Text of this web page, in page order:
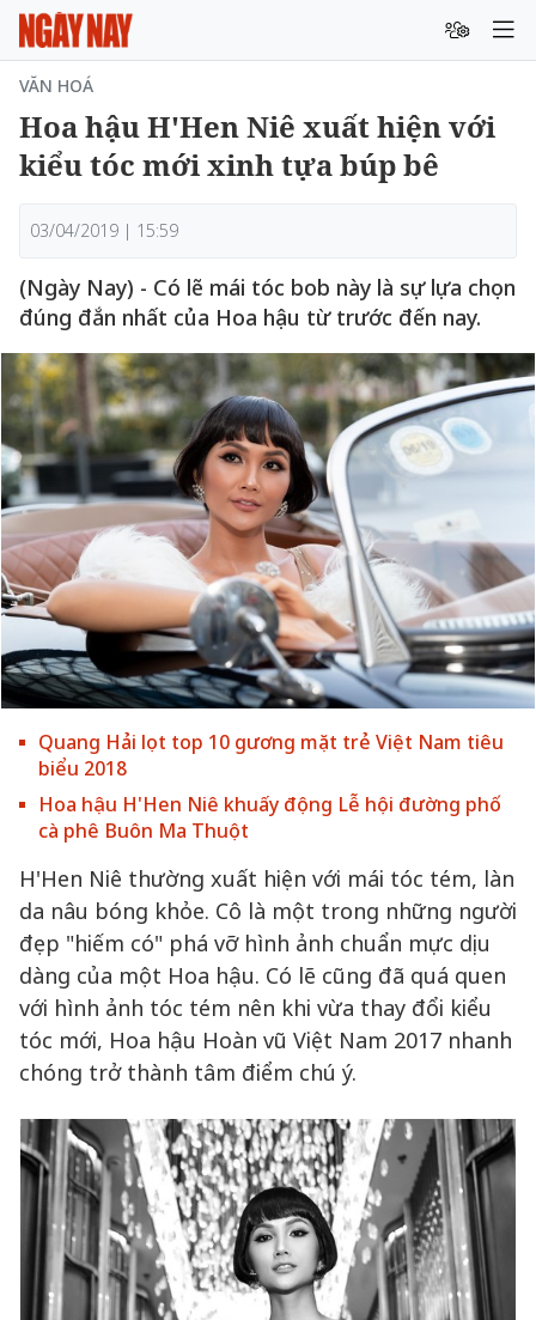
VĂN HOÁ
Hoa hậu H'Hen Niê xuất hiện với
kiểu tóc mới xinh tựa búp bê
03/04/2019 | 15:59
(Ngày Nay) - Có lẽ mái tóc bob này là sự lựa chọn
đúng đắn nhất của Hoa hậu từ trước đến nay.
Quang Hải lọt top 10 gương mặt trẻ Việt Nam tiêu
biểu 2018
Hoa hậu H'Hen Niê khuấy động Lễ hội đường phố
cà phê Buôn Ma Thuột
H'Hen Niê thường xuất hiện với mái tóc tém, làn
da nâu bóng khỏe. Cô là một trong những người
đẹp "hiếm có" phá vỡ hình ảnh chuẩn mực dịu
dàng của một Hoa hậu. Có lẽ cũng đã quá quen
với hình ảnh tóc tém nên khi vừa thay đổi kiểu
tóc mới, Hoa hậu Hoàn vũ Việt Nam 2017 nhanh
chóng trở thành tâm điểm chú ý.